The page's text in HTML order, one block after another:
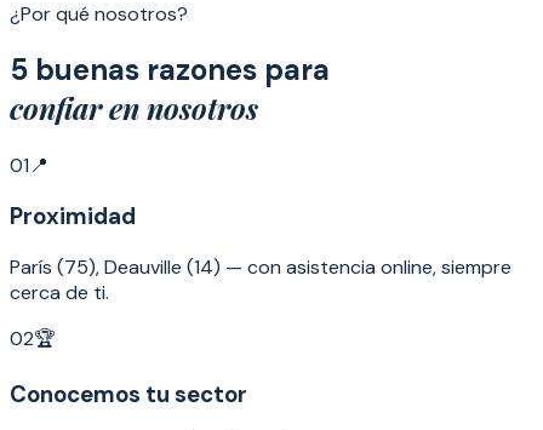
¿Por qué nosotros?
5 buenas razones para
confiar en nosotros
01📍
Proximidad
París (75), Deauville (14) — con asistencia online, siempre
cerca de ti.
02🏆
Conocemos tu sector